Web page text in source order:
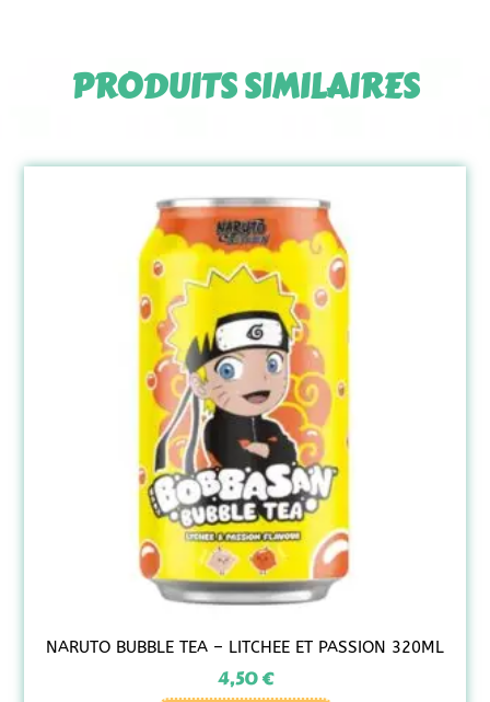
PRODUITS SIMILAIRES
NARUTO BUBBLE TEA – LITCHEE ET PASSION 320ML
4,50€